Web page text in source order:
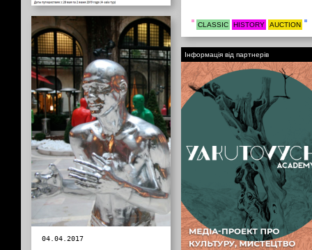
CLASSIC HISTORY AUCTION
04.04.2017
Інформація від партнерів